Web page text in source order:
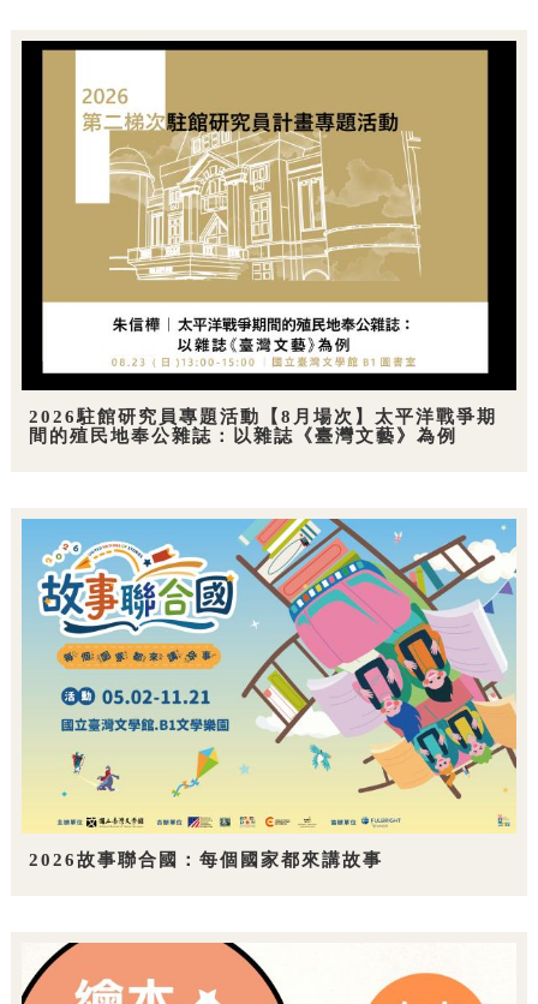
2026駐館研究員專題活動【8月場次】太平洋戰爭期
間的殖民地奉公雜誌：以雜誌《臺灣文藝》為例
2026故事聯合國：每個國家都來講故事